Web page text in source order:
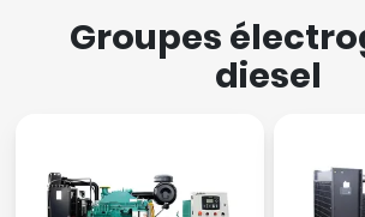
Groupes
diesel